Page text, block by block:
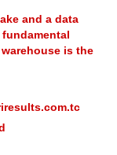
and a data
is the